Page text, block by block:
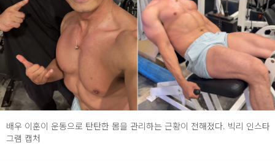
배우 이훈이 운동으로 탄탄한 몸을 관리하는 근황이 전해졌다. 빅리 인스타
그램 캡처